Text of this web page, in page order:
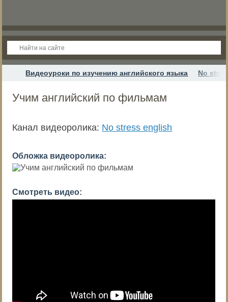
Видеоуроки по изучению английского языка No
Учим английский по фильмам
Канал видеоролика: No stress english
Обложка видеоролика:
Смотреть видео: